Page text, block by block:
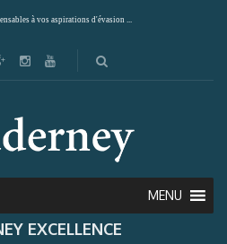
à vos aspirations d'évasion ...
MENU
EXCELLENCE